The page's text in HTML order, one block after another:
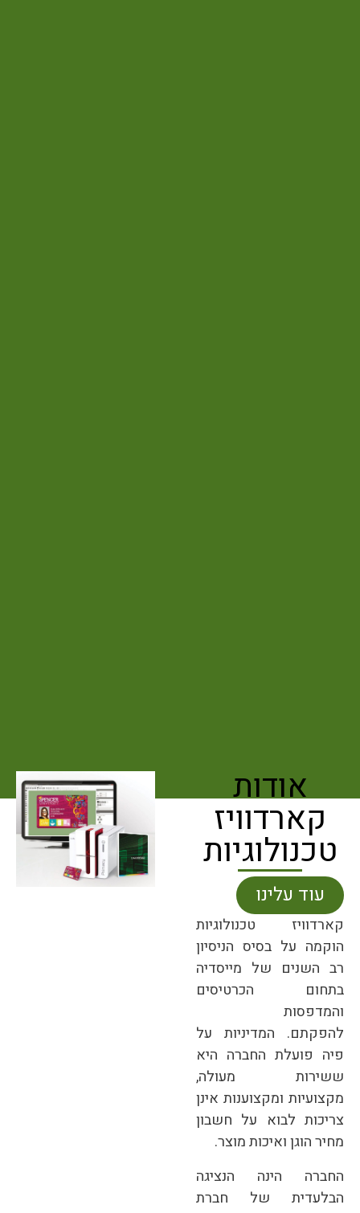
אודות
קארדוויז
טכנולוגיות
עוד עלינו
קארדוויז טכנולוגיות
הוקמה על בסיס הניסיון
רב השנים של מייסדיה
בתחום הכרטיסים
והמדפסות
להפקתם. המדיניות על
פיה פועלת החברה היא
ששירות מעולה,
מקצועיות ומקצוענות אינן
צריכות לבוא על חשבון
מחיר הוגן ואיכות מוצר.
החברה הינה הנציגה
הבלעדית של חברת